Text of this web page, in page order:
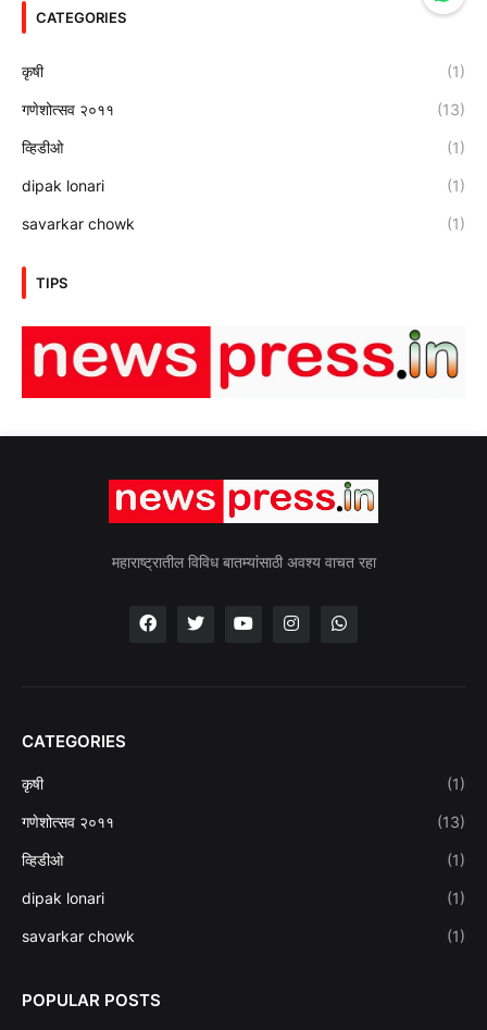
CATEGORIES
कृषी (1)
गणेशोत्सव २०११ (13)
व्हिडीओ (1)
dipak lonari (1)
savarkar chowk (1)
TIPS
महाराष्ट्रातील विविध बातम्यांसाठी अवश्य वाचत रहा
CATEGORIES
कृषी (1)
गणेशोत्सव २०११ (13)
व्हिडीओ (1)
dipak lonari (1)
savarkar chowk (1)
POPULAR POSTS